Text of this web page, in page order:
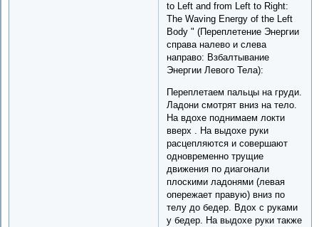
to Left and from Left to Right:
The Waving Energy of the Left
Body " (Переплетение Энергии
справа налево и слева
направо: Взбалтывание
Энергии Левого Тела):
Переплетаем пальцы на груди.
Ладони смотрят вниз на тело.
На вдохе поднимаем локти
вверх . На выдохе руки
расцепляются и совершают
одновременно трущие
движения по диагонали
плоскими ладонями (левая
опережает правую) вниз по
телу до бедер. Вдох с руками
у бедер. На выдохе руки также